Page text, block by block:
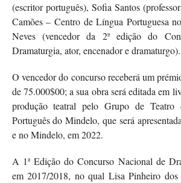
(escritor português), Sofia Santos
Camões – Centro de Língua Portuguesa
Neves (vencedor da 2ª edição do
Dramaturgia, ator, encenador e dramaturgo).
O vencedor do concurso receberá um
de 75.000$00; a sua obra será editada em
produção teatral pelo Grupo de Teatro
Português do Mindelo, que será
e no Mindelo, em 2022.
A 1ª Edição do Concurso Nacional de
em 2017/2018, no qual Lisa Pinheiro